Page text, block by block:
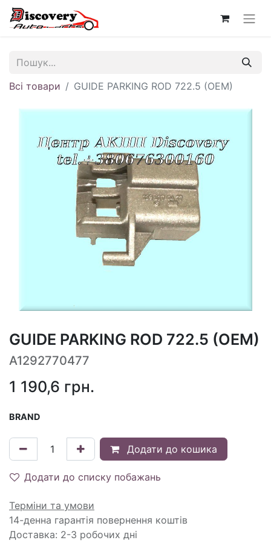
Всі товари GUIDE PARKING ROD 722.5 (OEM)
GUIDE PARKING ROD 722.5 (OEM)
A1292770477
1 190,6 грн.
BRAND
Додати до кошика
Додати до списку побажань
Терміни та умови
14-денна гарантія повернення коштів
Доставка: 2-3 робочих дні